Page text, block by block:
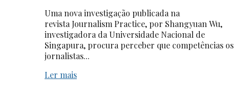
Uma nova investigação publicada na
revista Journalism Practice, por Shangyuan Wu,
investigadora da Universidade Nacional de
Singapura, procura perceber que competências os
jornalistas...
Ler mais